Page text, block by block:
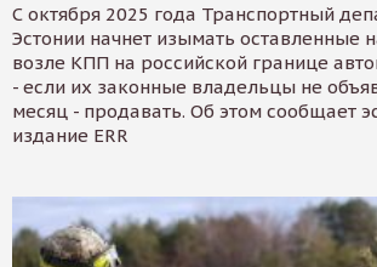
С октября 2025 года Транспортный
Эстонии начнет изымать оставленные
возле КПП на российской границе
- если их законные владельцы не
месяц - продавать. Об этом сообщает
издание ERR